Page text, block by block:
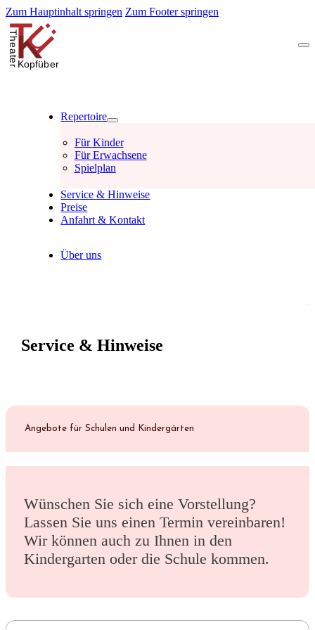
Zum Hauptinhalt springen Zum Footer springen
Repertoire
Für Kinder
Für Erwachsene
Spielplan
Service & Hinweise
Preise
Anfahrt & Kontakt
Über uns
Service & Hinweise
Angebote für Schulen und Kindergärten
Wünschen Sie sich eine Vorstellung?
Lassen Sie uns einen Termin vereinbaren!
Wir können auch zu Ihnen in den
Kindergarten oder die Schule kommen.